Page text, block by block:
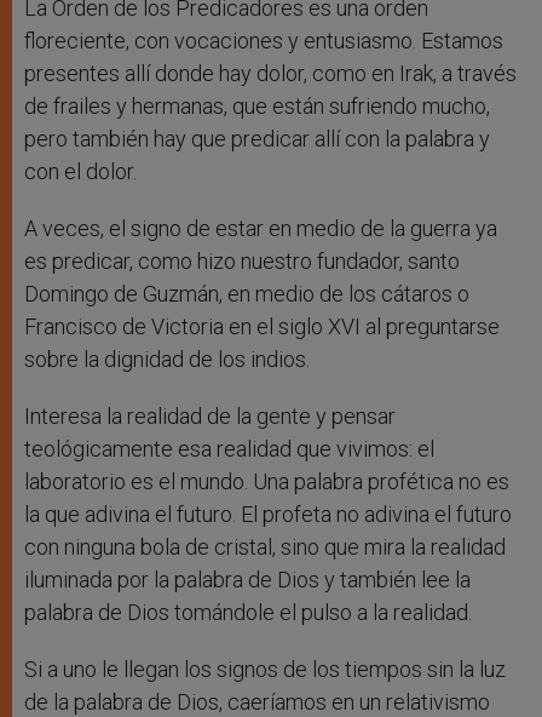
La Orden de los Predicadores es una orden
floreciente, con vocaciones y entusiasmo. Estamos
presentes allí donde hay dolor, como en Irak, a través
de frailes y hermanas, que están sufriendo mucho,
pero también hay que predicar allí con la palabra y
con el dolor.
A veces, el signo de estar en medio de la guerra ya
es predicar, como hizo nuestro fundador, santo
Domingo de Guzmán, en medio de los cátaros o
Francisco de Victoria en el siglo XVI al preguntarse
sobre la dignidad de los indios.
Interesa la realidad de la gente y pensar
teológicamente esa realidad que vivimos: el
laboratorio es el mundo. Una palabra profética no es
la que adivina el futuro. El profeta no adivina el futuro
con ninguna bola de cristal, sino que mira la realidad
iluminada por la palabra de Dios y también lee la
palabra de Dios tomándole el pulso a la realidad.
Si a uno le llegan los signos de los tiempos sin la luz
de la palabra de Dios, caeríamos en un relativismo